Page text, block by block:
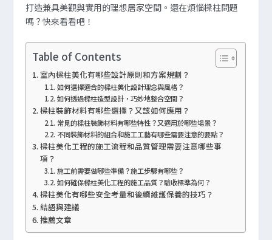
打造兼具美觀與實用的理想居家空間。還在煩惱樑柱問題
嗎？快來看看吧！
Table of Contents
室內樑柱美化有哪些設計原則和方案規劃？
如何選擇適合的樑柱美化設計理念與風格？
如何透過樑柱造型設計，巧妙地整合空間？
樑柱裝飾材料有哪些選擇？又該如何應用？
常見的樑柱裝飾材料有哪些特性？又適用於哪些場景？
不同裝飾材料的組合和施工工藝有哪些需要注意的要點？
樑柱美化工程的施工流程和品質管理需要注意哪些事
項？
施工前需要做哪些準備？施工步驟有哪些？
如何確保樑柱美化工程的施工品質？驗收標準為何？
樑柱美化有哪些安全考量和後續維護保養的技巧？
結語與建議
推薦文章